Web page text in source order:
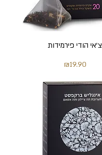
צ'אי הודי פירמידות
מחיר
₪19.90